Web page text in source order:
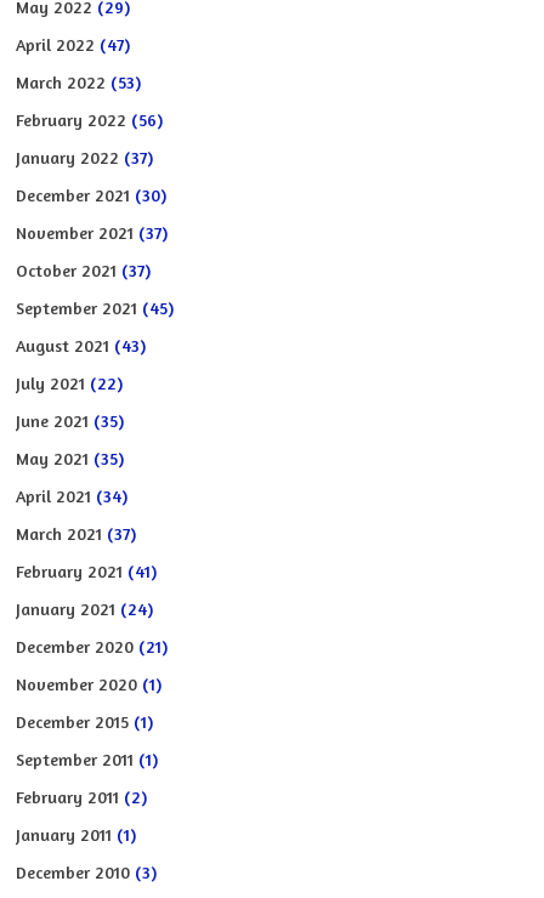
May 2022 (29)
April 2022 (47)
March 2022 (53)
February 2022 (56)
January 2022 (37)
December 2021 (30)
November 2021 (37)
October 2021 (37)
September 2021 (45)
August 2021 (43)
July 2021 (22)
June 2021 (35)
May 2021 (35)
April 2021 (34)
March 2021 (37)
February 2021 (41)
January 2021 (24)
December 2020 (21)
November 2020 (1)
December 2015 (1)
September 2011 (1)
February 2011 (2)
January 2011 (1)
December 2010 (3)